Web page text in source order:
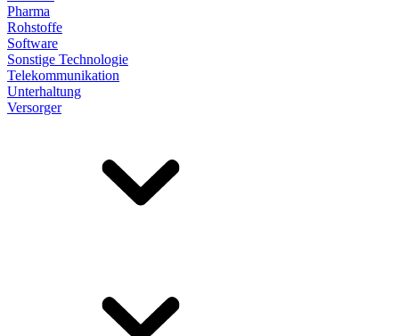
Pharma
Rohstoffe
Software
Sonstige Technologie
Telekommunikation
Unterhaltung
Versorger